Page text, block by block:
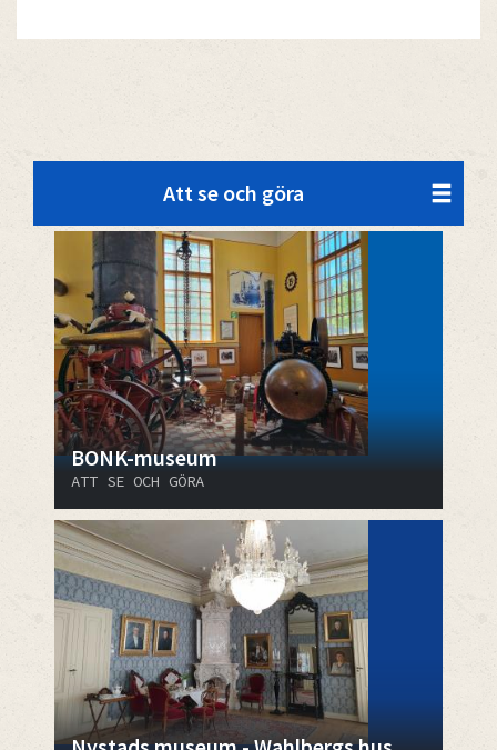
Att se och göra
BONK-museum
ATT SE OCH GÖRA